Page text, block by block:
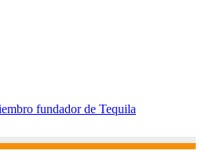
fundador de Tequila